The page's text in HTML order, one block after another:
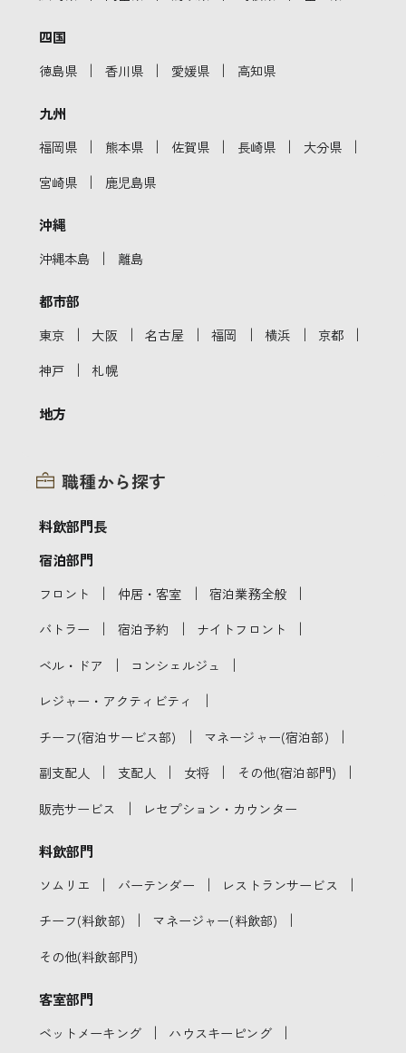
四国
徳島県 ｜ 香川県 ｜ 愛媛県 ｜ 高知県
九州
福岡県 ｜ 熊本県 ｜ 佐賀県 ｜ 長崎県 ｜ 大分県 ｜
宮崎県 ｜ 鹿児島県
沖縄
沖縄本島 ｜ 離島
都市部
東京 ｜ 大阪 ｜ 名古屋 ｜ 福岡 ｜ 横浜 ｜ 京都 ｜
神戸 ｜ 札幌
地方
職種から探す
料飲部門長
宿泊部門
フロント ｜ 仲居・客室 ｜ 宿泊業務全般 ｜
バトラー ｜ 宿泊予約 ｜ ナイトフロント ｜
ベル・ドア ｜ コンシェルジュ ｜
レジャー・アクティビティ ｜
チーフ(宿泊サービス部) ｜ マネージャー(宿泊部) ｜
副支配人 ｜ 支配人 ｜ 女将 ｜ その他(宿泊部門) ｜
販売サービス ｜ レセプション・カウンター
料飲部門
ソムリエ ｜ バーテンダー ｜ レストランサービス ｜
チーフ(料飲部) ｜ マネージャー(料飲部) ｜
その他(料飲部門)
客室部門
ベットメーキング ｜ ハウスキーピング ｜